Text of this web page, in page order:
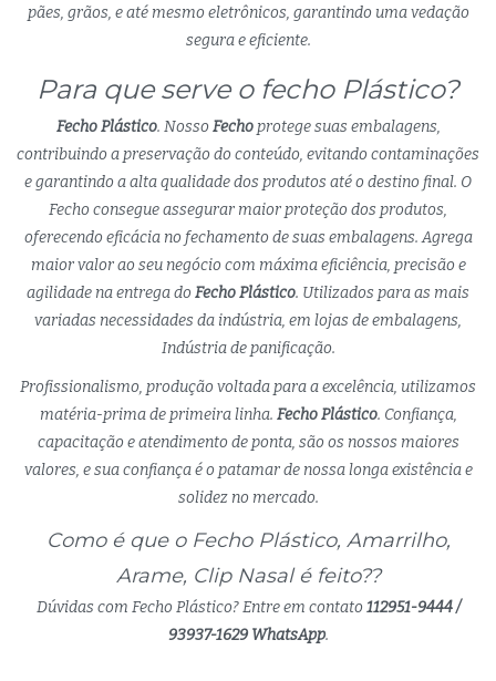
pães, grãos, e até mesmo eletrônicos, garantindo uma vedação
segura e eficiente.
Para que serve o fecho Plástico?
Fecho Plástico. Nosso Fechoprotege suas embalagens,
contribuindo a preservação do conteúdo, evitando contaminações
e garantindo a alta qualidade dos produtos até o destino final. O
Fecho consegue assegurar maior proteção dos produtos,
oferecendo eficácia no fechamento de suas embalagens. Agrega
maior valor ao seu negócio com máxima eficiência, precisão e
agilidade na entrega do Fecho Plástico. Utilizados para as mais
variadas necessidades da indústria, em lojas de embalagens,
Indústria de panificação.
Profissionalismo, produção voltada para a excelência, utilizamos
matéria-prima de primeira linha. Fecho Plástico. Confiança,
capacitação e atendimento de ponta, são os nossos maiores
valores, e sua confiança é o patamar de nossa longa existência e
solidez no mercado.
Como é que o Fecho Plástico, Amarrilho,
Arame, Clip Nasal é feito??
Dúvidas com Fecho Plástico? Entre em contato 112951-9444 /
93937-1629 WhatsApp.